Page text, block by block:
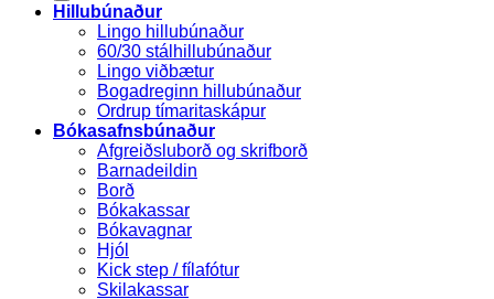
Hillubúnaður
Lingo hillubúnaður
60/30 stálhillubúnaður
Lingo viðbætur
Bogadreginn hillubúnaður
Ordrup tímaritaskápur
Bókasafnsbúnaður
Afgreiðsluborð og skrifborð
Barnadeildin
Borð
Bókakassar
Bókavagnar
Hjól
Kick step / fílafótur
Skilakassar